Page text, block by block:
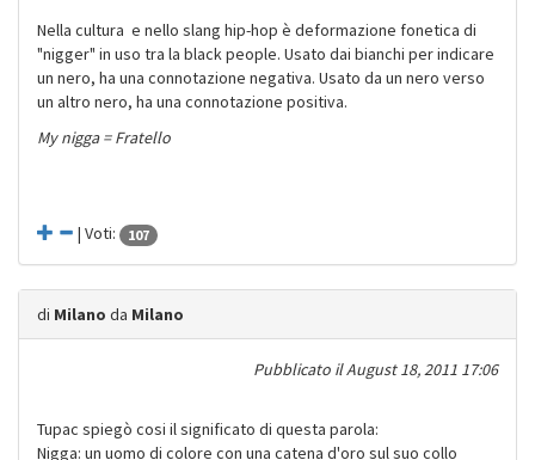
Nella cultura e nello slang hip-hop è deformazione fonetica di
"nigger" in uso tra la black people. Usato dai bianchi per indicare
un nero, ha una connotazione negativa. Usato da un nero verso
un altro nero, ha una connotazione positiva.
My nigga = Fratello
| Voti: 107
di Milano da Milano
Pubblicato ilAugust 18, 2011 17:06
Tupac spiegò cosi il significato di questa parola:
Nigga: un uomo di colore con una catena d'oro sul suo collo